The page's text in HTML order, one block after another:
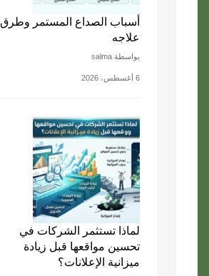
أسباب الصداع المستمر وطرق
علاجه
بواسطة salma
6 أغسطس، 2026
لماذا تستثمر الشركات في
تحسين مواقعها قبل زيادة
ميزانية الإعلانات؟